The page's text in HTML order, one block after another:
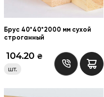
Брус 40*40*2000 мм сухой
строганный
₴
104.20
шт.